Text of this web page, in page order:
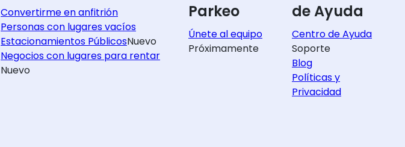
Convertirme en anfitrión
Personas con lugares vacíos
Estacionamientos PúblicosNuevo
Negocios con lugares para rentar
Nuevo
de Ayuda
Centro de Ayuda
Soporte
Blog
Políticas y
Privacidad
Parkeo
Únete al equipo
Próximamente